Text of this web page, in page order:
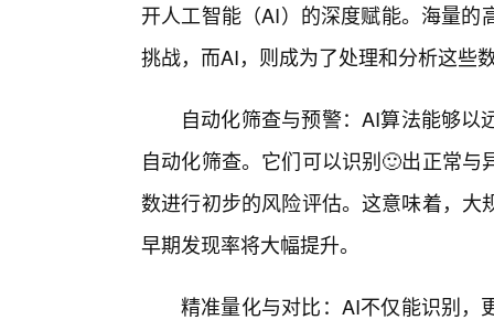
开人工智能（AI）的深度赋能。海量
挑战，而AI，则成为了处理和分析这些
自动化筛查与预警：AI算法能够
自动化筛查。它们可以识别🙂出正常
数进行初步的风险评估。这意味着，
早期发现率将大幅提升。
精准量化与对比：AI不仅能识别，